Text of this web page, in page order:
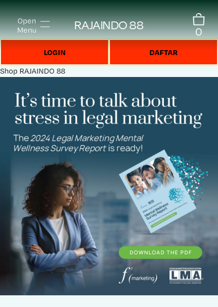
Open
Menu
RAJAINDO 88 0
LOGIN DAFTAR
Shop RAJAINDO 88